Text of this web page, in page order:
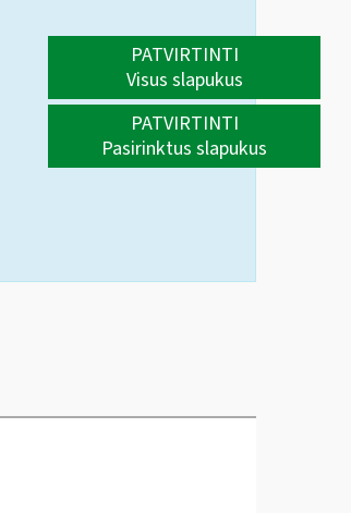
PATVIRTINTI
Visus slapukus
PATVIRTINTI
Pasirinktus slapukus